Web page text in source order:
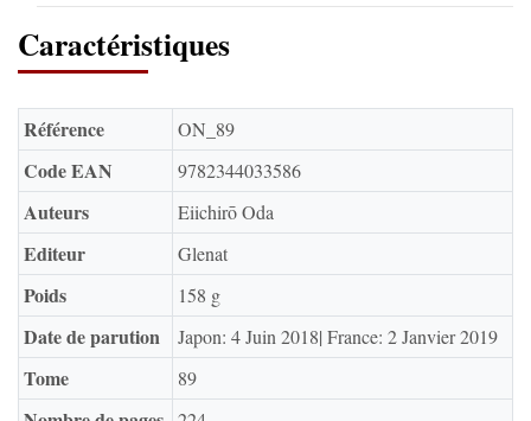
Caractéristiques
Référence ON_89
Code EAN 9782344033586
Auteurs Eiichirō Oda
Editeur Glenat
Poids 158 g
Date de parution Japon: 4 Juin 2018| France: 2 Janvier 2019
Tome 89